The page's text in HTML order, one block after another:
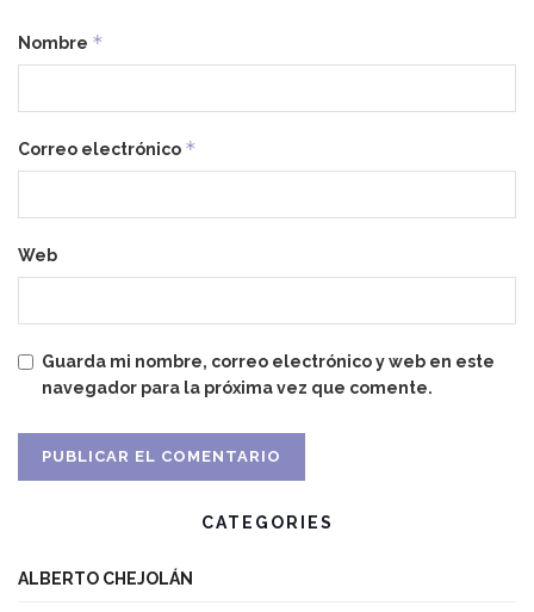
Nombre *
Correo electrónico *
Web
Guarda mi nombre, correo electrónico y web en este
navegador para la próxima vez que comente.
CATEGORIES
ALBERTO CHEJOLÁN